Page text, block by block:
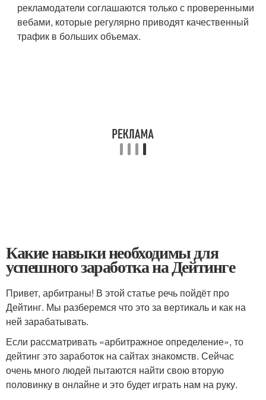
рекламодатели соглашаются только с проверенными
вебами, которые регулярно приводят качественный
трафик в больших объемах.
Какие навыки необходимы для
успешного заработка на Дейтинге
Привет, арбитраны! В этой статье речь пойдёт про
Дейтинг. Мы разберемся что это за вертикаль и как на
ней зарабатывать.
Если рассматривать «арбитражное определение», то
дейтинг это заработок на сайтах знакомств. Сейчас
очень много людей пытаются найти свою вторую
половинку в онлайне и это будет играть нам на руку.